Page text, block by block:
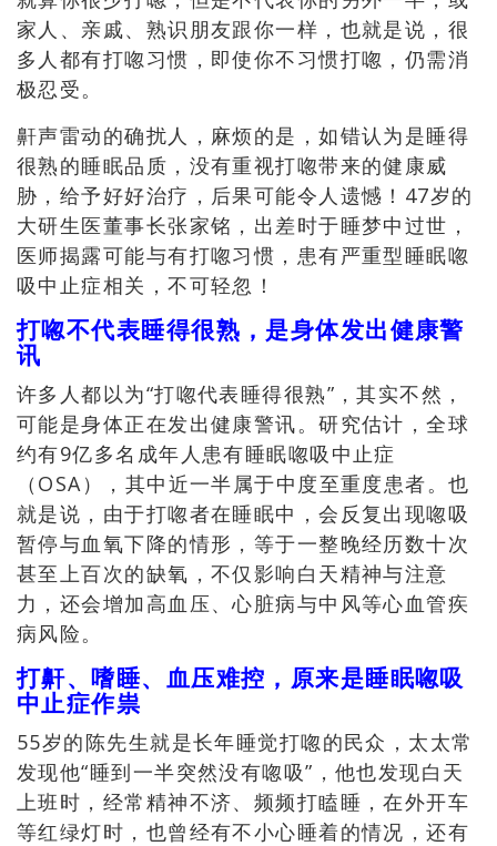
家人、亲戚、熟识朋友跟你一样，也就是说，很
多人都有打唿习惯，即使你不习惯打唿，仍需消
极忍受。
鼾声雷动的确扰人，麻烦的是，如错认为是睡得
很熟的睡眠品质，没有重视打唿带来的健康威
胁，给予好好治疗，后果可能令人遗憾！47岁的
大研生医董事长张家铭，出差时于睡梦中过世，
医师揭露可能与有打唿习惯，患有严重型睡眠唿
吸中止症相关，不可轻忽！
打唿不代表睡得很熟，是身体发出健康警
讯
许多人都以为“打唿代表睡得很熟”，其实不然，
可能是身体正在发出健康警讯。研究估计，全球
约有9亿多名成年人患有睡眠唿吸中止症
（OSA），其中近一半属于中度至重度患者。也
就是说，由于打唿者在睡眠中，会反复出现唿吸
暂停与血氧下降的情形，等于一整晚经历数十次
甚至上百次的缺氧，不仅影响白天精神与注意
力，还会增加高血压、心脏病与中风等心血管疾
病风险。
打鼾、嗜睡、血压难控，原来是睡眠唿吸
中止症作祟
55岁的陈先生就是长年睡觉打唿的民众，太太常
发现他“睡到一半突然没有唿吸”，他也发现白天
上班时，经常精神不济、频频打瞌睡，在外开车
等红绿灯时，也曾经有不小心睡着的情况，还有